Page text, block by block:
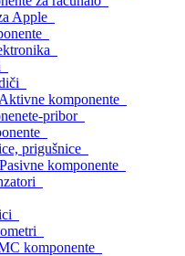
Apple
komponente
pribor
prigušnice
komponente
komponente